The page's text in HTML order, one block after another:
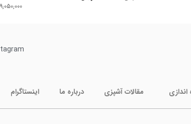
اندازی مقالات آشپزی درباره ما اینستاگرام